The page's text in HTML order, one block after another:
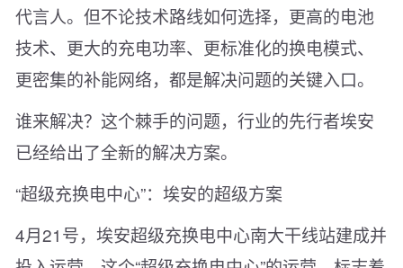
代言人。但不论技术路线如何选择，更高的电池
技术、更大的充电功率、更标准化的换电模式、
更密集的补能网络，都是解决问题的关键入口。
谁来解决？这个棘手的问题，行业的先行者埃安
已经给出了全新的解决方案。
“超级充换电中心”：埃安的超级方案
4月21号，埃安超级充换电中心南大干线站建成并